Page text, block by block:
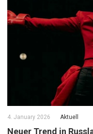
4. January 2026 Aktuell
Neuer Trend in